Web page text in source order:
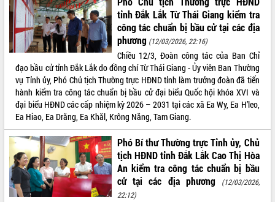
tỉnh Đắk Lắk Từ Thái Giang kiểm tra
công tác chuẩn bị bầu cử tại các địa
phương (12/03/2026, 22:16)
Chiều 12/3, Đoàn công tác của Ban Chỉ
đạo bầu cử tỉnh Đắk Lắk do đồng chí Từ Thái Giang - Ủy viên Ban Thường
vụ Tỉnh ủy, Phó Chủ tịch Thường trực HĐND tỉnh làm trưởng đoàn đã tiến
hành kiểm tra công tác chuẩn bị bầu cử đại biểu Quốc hội khóa XVI và
đại biểu HĐND các cấp nhiệm kỳ 2026 – 2031 tại các xã Ea Wy, Ea H’leo,
Ea Hiao, Ea Drăng, Ea Khăl, Krông Năng, Tam Giang.
Phó Bí thư Thường trực Tỉnh ủy, Chủ
tịch HĐND tỉnh Đắk Lắk Cao Thị Hòa
An kiểm tra công tác chuẩn bị bầu
cử tại các địa phương
(12/03/2026,
22:12)